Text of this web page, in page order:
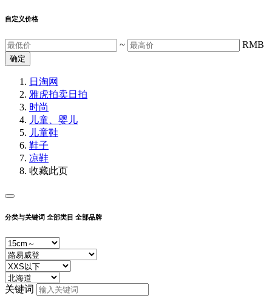
自定义价格
~ RMB
确定
日淘网
雅虎拍卖日拍
时尚
儿童、婴儿
儿童鞋
鞋子
凉鞋
收藏此页
分类与关键词 全部类目 全部品牌
关键词